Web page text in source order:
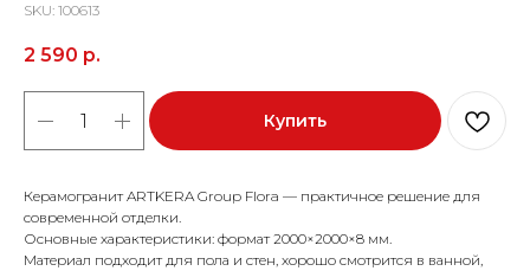
SKU: 100613
2 590 р.
Купить
Керамогранит ARTKERA Group Flora — практичное решение для
современной отделки.
Основные характеристики: формат 2000×2000×8 мм.
Материал подходит для пола и стен, хорошо смотрится в ванной,